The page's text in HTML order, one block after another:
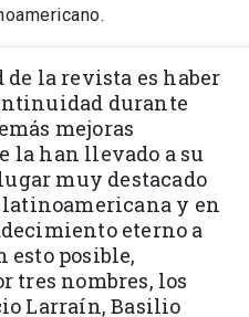
la revista es haber
durante
mejoras
la han llevado a su
muy destacado
y en
eterno a
posible,
tres nombres, los
Larraín, Basilio